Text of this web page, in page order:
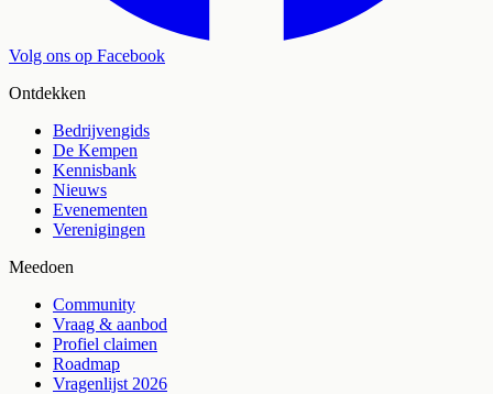
Volg ons op Facebook
Ontdekken
Bedrijvengids
De Kempen
Kennisbank
Nieuws
Evenementen
Verenigingen
Meedoen
Community
Vraag & aanbod
Profiel claimen
Roadmap
Vragenlijst 2026